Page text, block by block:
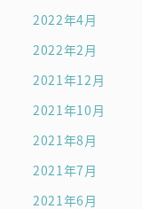
2022年4月
2022年2月
2021年12月
2021年10月
2021年8月
2021年7月
2021年6月